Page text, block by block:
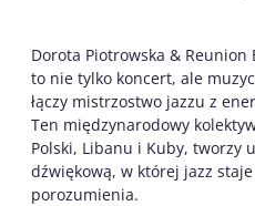
Dorota Piotrowska & Reunion
to nie tylko koncert, ale
łączy mistrzostwo jazzu z
Ten międzynarodowy
Polski, Libanu i Kuby, tworzy
dźwiękową, w której jazz
porozumienia.